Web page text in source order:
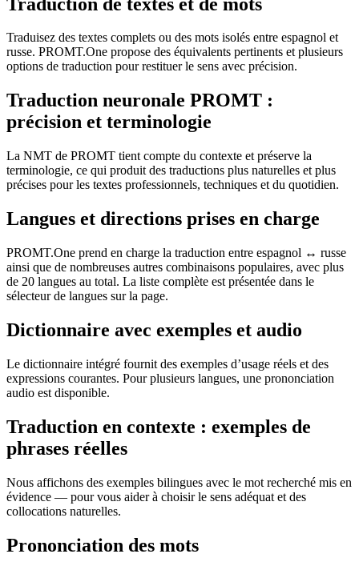
Traduisez des textes complets ou des mots isolés entre espagnol et
russe. PROMT.One propose des équivalents pertinents et plusieurs
options de traduction pour restituer le sens avec précision.
Traduction neuronale PROMT :
précision et terminologie
La NMT de PROMT tient compte du contexte et préserve la
terminologie, ce qui produit des traductions plus naturelles et plus
précises pour les textes professionnels, techniques et du quotidien.
Langues et directions prises en charge
PROMT.One prend en charge la traduction entre espagnol ↔ russe
ainsi que de nombreuses autres combinaisons populaires, avec plus
de 20 langues au total. La liste complète est présentée dans le
sélecteur de langues sur la page.
Dictionnaire avec exemples et audio
Le dictionnaire intégré fournit des exemples d’usage réels et des
expressions courantes. Pour plusieurs langues, une prononciation
audio est disponible.
Traduction en contexte : exemples de
phrases réelles
Nous affichons des exemples bilingues avec le mot recherché mis en
évidence — pour vous aider à choisir le sens adéquat et des
collocations naturelles.
Prononciation des mots